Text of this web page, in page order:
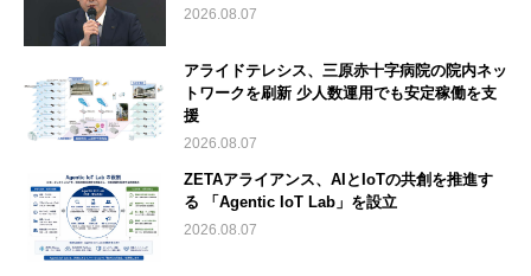
2026.08.07
アライドテレシス、三原赤十字病院の院内ネッ
トワークを刷新 少人数運用でも安定稼働を支
援
2026.08.07
ZETAアライアンス、AIとIoTの共創を推進す
る 「Agentic IoT Lab」を設立
2026.08.07